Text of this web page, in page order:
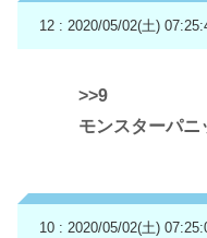
12 : 2020/05/02(土)
>>9
モンスターパニ
10 : 2020/05/02(土)